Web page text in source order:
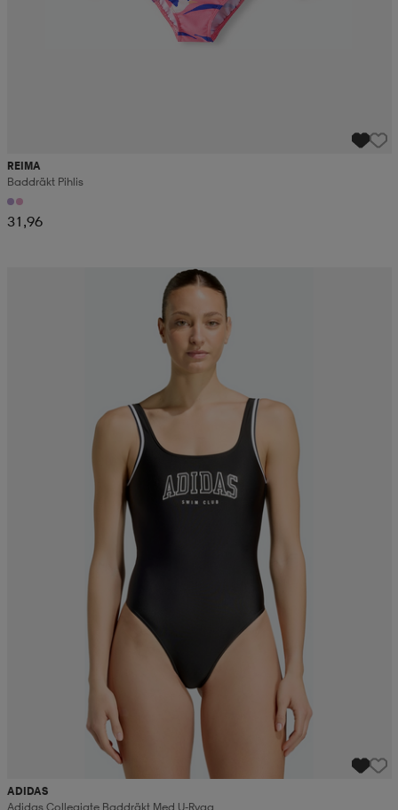
REIMA
Baddräkt Pihlis
31,96
ADIDAS
Adidas Collegiate Baddräkt Med U-Rygg